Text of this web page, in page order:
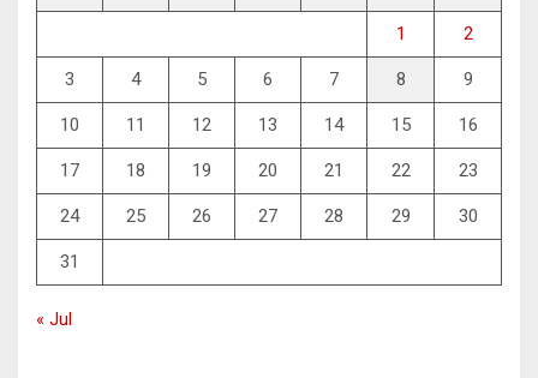
1 2
3 4 5 6 7 8 9
10 11 12 13 14 15 16
17 18 19 20 21 22 23
24 25 26 27 28 29 30
31
« Jul